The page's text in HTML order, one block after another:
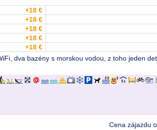
+18 €
+18 €
+18 €
+18 €
+18 €
dva bazény s morskou vodou, z toho jeden
Cena zájazdu